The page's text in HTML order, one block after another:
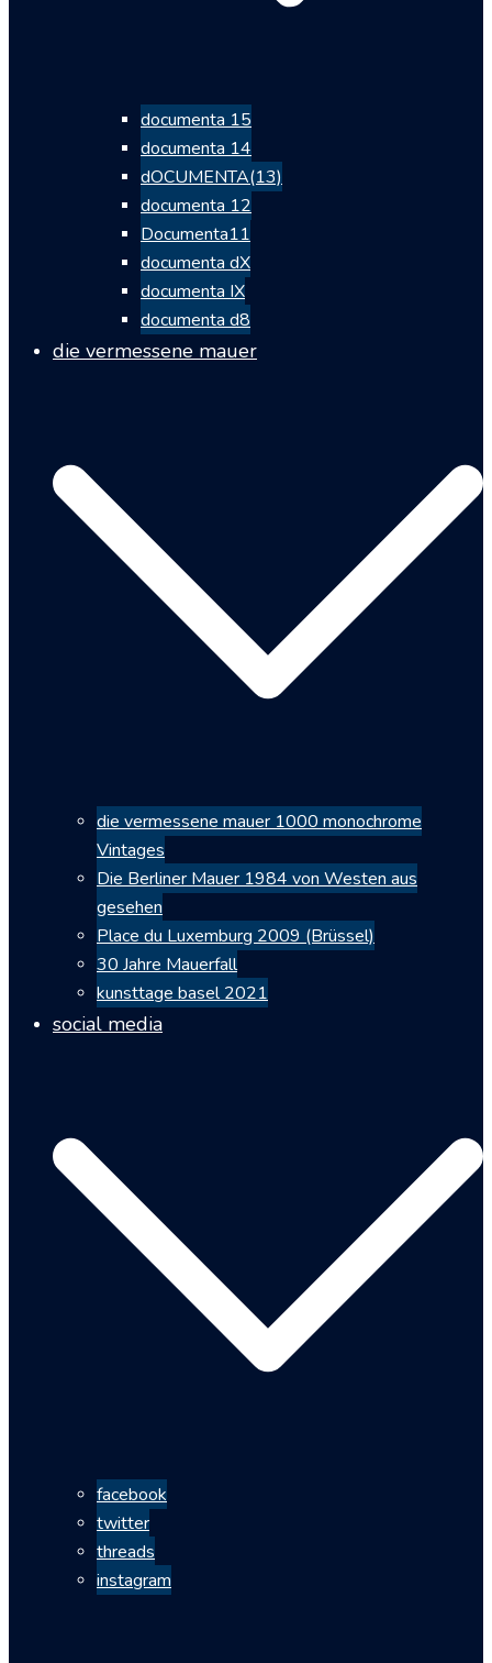
documenta 15
documenta 14
dOCUMENTA(13)
documenta 12
Documenta11
documenta dX
documenta IX
documenta d8
die vermessene mauer
die vermessene mauer 1000 monochrome
Vintages
Die Berliner Mauer 1984 von Westen aus
gesehen
Place du Luxemburg 2009 (Brüssel)
30 Jahre Mauerfall
kunsttage basel 2021
social media
facebook
twitter
threads
instagram